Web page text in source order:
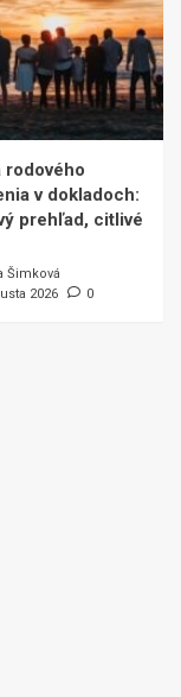
rodového
v dokladoch:
prehľad, citlivé
Šimková
2026
0